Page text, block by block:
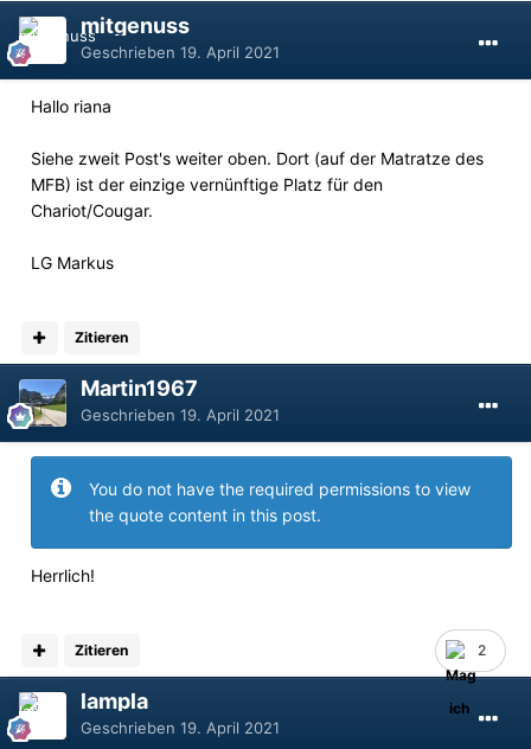
mitgenuss
Geschrieben 19. April 2021
Hallo riana
Siehe zweit Post's weiter oben. Dort (auf der Matratze des
MFB) ist der einzige vernünftige Platz für den
Chariot/Cougar.
LG Markus
Zitieren
Martin1967
Geschrieben 19. April 2021
You do not have the required permissions to view
the quote content in this post.
Herrlich!
2
Zitieren
lampla
Geschrieben 19. April 2021